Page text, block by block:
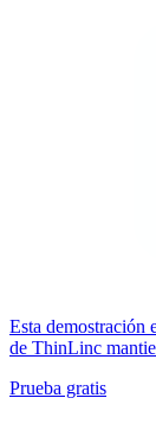
Esta demostración
de ThinLinc
Prueba gratis